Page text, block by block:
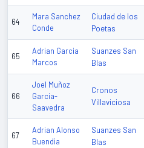
64
Mara Sanchez
Conde
Ciudad de los
Poetas
65
Adrian Garcia
Marcos
Suanzes San
Blas
66
Joel Muñoz
Garcia-
Saavedra
Cronos
Villaviciosa
67
Adrian Alonso
Buendia
Suanzes San
Blas